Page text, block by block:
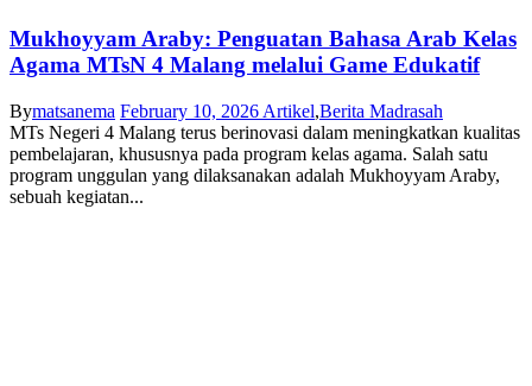
Mukhoyyam Araby: Penguatan Bahasa Arab Kelas
Agama MTsN 4 Malang melalui Game Edukatif
Bymatsanema February 10, 2026 Artikel,Berita Madrasah
MTs Negeri 4 Malang terus berinovasi dalam meningkatkan kualitas
pembelajaran, khususnya pada program kelas agama. Salah satu
program unggulan yang dilaksanakan adalah Mukhoyyam Araby,
sebuah kegiatan...